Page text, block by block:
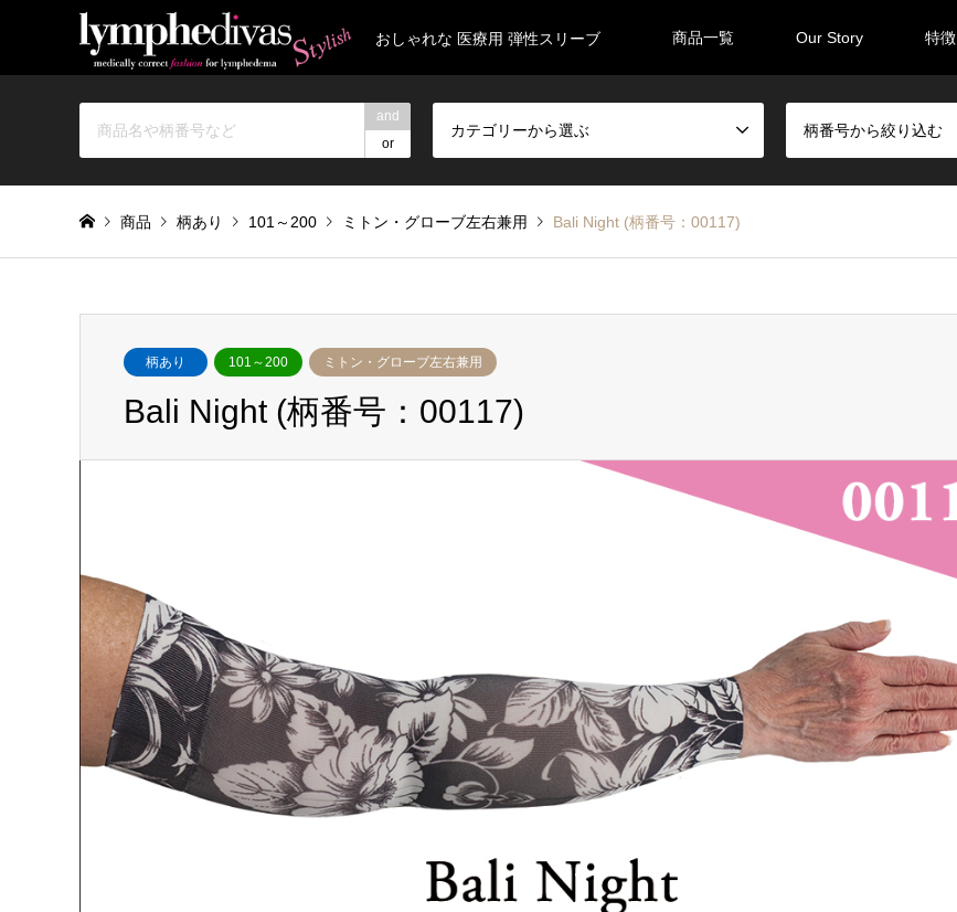
おしゃれな 医療用 弾性スリーブ 商品一覧 Our Story 特徴
and
or
カテゴリーから選ぶ 柄番号から絞り込む
商品 柄あり 101～200 ミトン・グローブ左右兼用 Bali Night (柄番号：00117)
柄あり 101～200 ミトン・グローブ左右兼用
Bali Night (柄番号：00117)